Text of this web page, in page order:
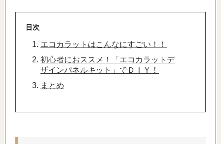
目次
エコカラットはこんなにすごい！！
初心者におススメ！「エコカラットデ
ザインパネルキット」でＤＩＹ！
まとめ